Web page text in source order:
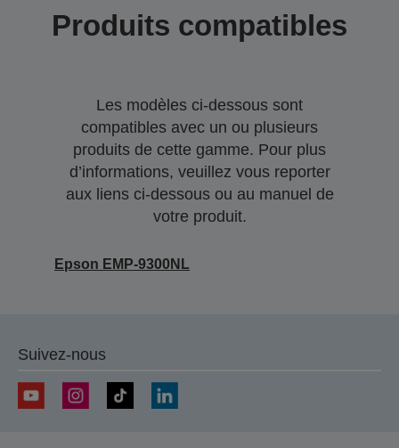
Produits compatibles
Les modèles ci-dessous sont
compatibles avec un ou plusieurs
produits de cette gamme. Pour plus
d’informations, veuillez vous reporter
aux liens ci-dessous ou au manuel de
votre produit.
Epson EMP-9300NL
Suivez-nous